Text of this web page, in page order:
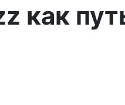
как